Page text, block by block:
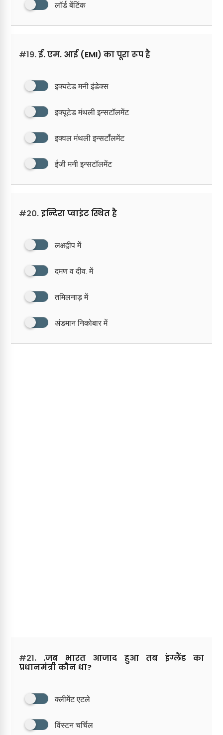
लॉर्ड बेंटिंक
#19.ई. एम. आई (EMI) का पूरा रूप है
इक्यटेड मनी इंडेक्स
इक्यूटेड मंथली इन्सटॉलमेंट
इक्वल मंथली इन्सर्टॉलमेंट
ईजी मनी इन्सटॉलमेंट
#20.इन्दिरा प्वाइंट स्थित है
लक्षद्वीप में
दमण व दीव. में
तमिलनाड़ में
अंडमान निकोबार में
#21. .जब भारत आजाद हुआ तब इंग्लैंड का
प्रधानमंत्री कौन धा?
क्लीमेंट एटले
विंस्टन चर्चिल